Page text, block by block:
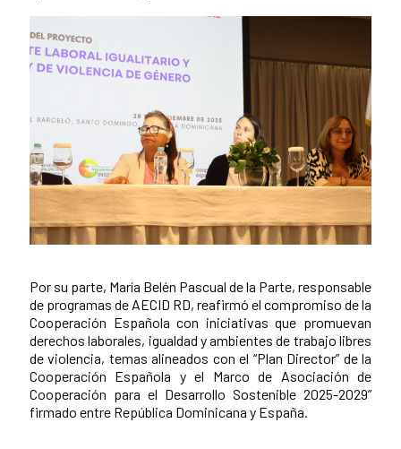
Por su parte, María Belén Pascual de la Parte, responsable
de programas de AECID RD, reafirmó el compromiso de la
Cooperación Española con iniciativas que promuevan
derechos laborales, igualdad y ambientes de trabajo libres
de violencia, temas alineados con el “Plan Director” de la
Cooperación Española y el Marco de Asociación de
Cooperación para el Desarrollo Sostenible 2025-2029”
firmado entre República Dominicana y España.